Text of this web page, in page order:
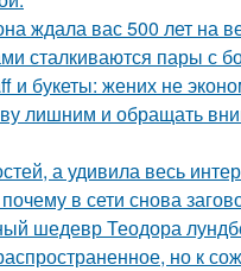
ждала вас 500 лет на
сталкиваются пары с
и букеты: жених не
лишним и обращать
а удивила весь
в сети снова
шедевр Теодора
но к